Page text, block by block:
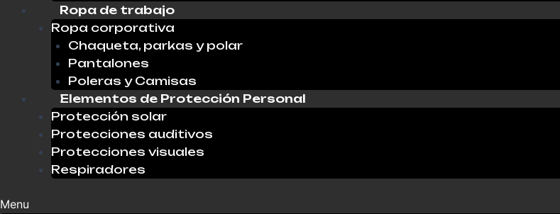
Ropa de trabajo
Ropa corporativa
Chaqueta, parkas y polar
Pantalones
Poleras y Camisas
Elementos de Protección Personal
Protección solar
Protecciones auditivos
Protecciones visuales
Respiradores
Menu